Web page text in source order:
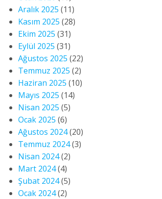
Aralık 2025 (11)
Kasım 2025 (28)
Ekim 2025 (31)
Eylül 2025 (31)
Ağustos 2025 (22)
Temmuz 2025 (2)
Haziran 2025 (10)
Mayıs 2025 (14)
Nisan 2025 (5)
Ocak 2025 (6)
Ağustos 2024(20)
Temmuz 2024(3)
Nisan 2024(2)
Mart 2024(4)
Şubat 2024(5)
Ocak 2024(2)